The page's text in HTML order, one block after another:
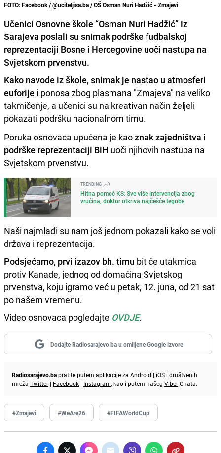
FOTO: Facebook / @uciteljisa.ba / OŠ Osman Nuri Hadžić - Zmajevi
Učenici Osnovne škole “Osman Nuri Hadžić” iz
Sarajeva poslali su snimak podrške fudbalskoj
reprezentaciji Bosne i Hercegovine uoči nastupa na
Svjetskom prvenstvu.
Kako navode iz škole, snimak je nastao u atmosferi
euforije i ponosa zbog plasmana "Zmajeva" na veliko
takmičenje, a učenici su na kreativan način željeli
pokazati podršku nacionalnom timu.
Poruka osnovaca upućena je kaoznak zajedništva i
podrške reprezentaciji BiH uoči njihovih nastupa na
Svjetskom prvenstvu.
TRENDING
Hitna pomoć KS: Sve više intervencija zbog
vrućina, doktor otkriva najčešće tegobe
Naši najmlađi su nam još jednom pokazali kako se voli
država i reprezentacija.
Podsjećamo, prvi izazov bh. timu bit će utakmica
protiv Kanade, jednog od domaćina Svjetskog
prvenstva, koju igramo već u petak, 12. juna, od 21 sat
po našem vremenu.
Video osnovaca pogledajte OVDJE.
Dodajte Radiosarajevo.ba u omiljene Google izvore
Radiosarajevo.bapratite putem aplikacije za Android | iOS i društvenih
mreža Twitter | Facebook | Instagram, kao i putem našeg ViberChata.
#Zmajevi #WeAre26 #FIFAWorldCup